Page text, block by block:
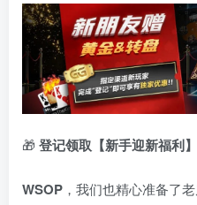
🎁 登记领取【新手迎新福利】
WSOP ，我们也精心准备了